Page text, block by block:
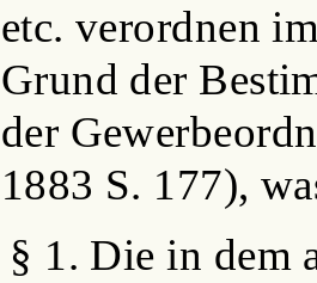
etc. verordnen
Grund der
der
1883 S. 177),
§ 1. Die in dem